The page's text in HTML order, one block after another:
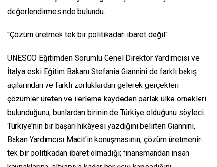
değerlendirmesinde bulundu.
"Çözüm üretmek tek bir politikadan ibaret değil"
UNESCO Eğitimden Sorumlu Genel Direktör Yardımcısı ve
İtalya eski Eğitim Bakanı Stefania Giannini de farklı bakış
açılarından ve farklı zorluklardan gelerek gerçekten
çözümler üreten ve ilerleme kaydeden parlak ülke örnekleri
bulunduğunu, bunlardan birinin de Türkiye olduğunu söyledi.
Türkiye'nin bir başarı hikâyesi yazdığını belirten Giannini,
Bakan Yardımcısı Macit'in konuşmasının, çözüm üretmenin
tek bir politikadan ibaret olmadığı; finansmandan insan